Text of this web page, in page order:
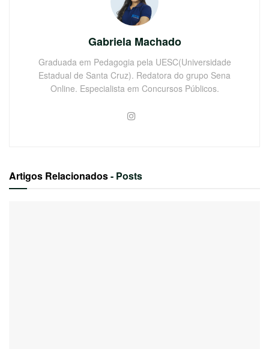
Gabriela Machado
Graduada em Pedagogia pela UESC(Universidade
Estadual de Santa Cruz). Redatora do grupo Sena
Online. Especialista em Concursos Públicos.
Artigos Relacionados- Posts